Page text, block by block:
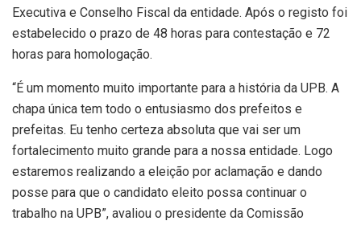
Executiva e Conselho Fiscal da entidade. Após o registo foi
estabelecido o prazo de 48 horas para contestação e 72
horas para homologação.
“É um momento muito importante para a história da UPB. A
chapa única tem todo o entusiasmo dos prefeitos e
prefeitas. Eu tenho certeza absoluta que vai ser um
fortalecimento muito grande para a nossa entidade. Logo
estaremos realizando a eleição por aclamação e dando
posse para que o candidato eleito possa continuar o
trabalho na UPB”, avaliou o presidente da Comissão